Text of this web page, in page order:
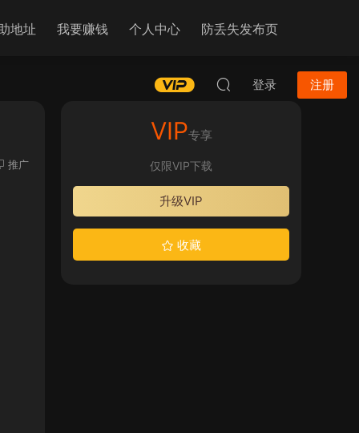
地址 我要赚钱 个人中心 防丢失发布页
登录 注册
推广
VIP专享
仅限VIP下载
升级VIP
收藏